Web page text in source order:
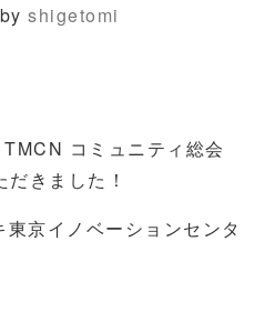
shigetomi
コミュニティ総会
きました！
京イノベーションセンタ